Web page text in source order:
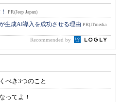
PR(Jeep Japan)
生成AI導入を成功させる理由 PR(ITmedia
Recommended by
べき3つのこと
ってよ！